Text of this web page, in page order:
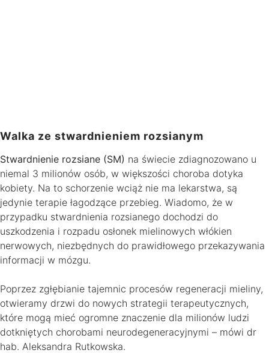
Walka ze stwardnieniem rozsianym
Stwardnienie rozsiane (SM) na świecie zdiagnozowano u
niemal 3 milionów osób, w większości choroba dotyka
kobiety. Na to schorzenie wciąż nie ma lekarstwa, są
jedynie terapie łagodzące przebieg. Wiadomo, że w
przypadku stwardnienia rozsianego dochodzi do
uszkodzenia i rozpadu osłonek mielinowych włókien
nerwowych, niezbędnych do prawidłowego przekazywania
informacji w mózgu.
Poprzez zgłębianie tajemnic procesów regeneracji mieliny,
otwieramy drzwi do nowych strategii terapeutycznych,
które mogą mieć ogromne znaczenie dla milionów ludzi
dotkniętych chorobami neurodegeneracyjnymi – mówi dr
hab. Aleksandra Rutkowska.